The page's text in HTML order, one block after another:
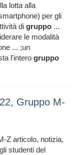
lotta alla
per gli
di gruppo ...
le modalità
... ;un
l'intero gruppo
Gruppo M-
Z articolo, notizia,
studenti del